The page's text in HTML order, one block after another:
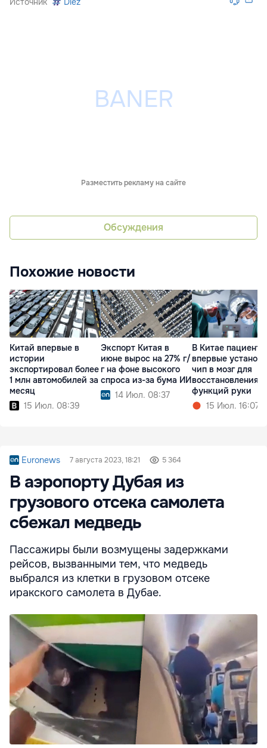
Разместить рекламу на сайте
Обсуждения
Похожие новости
Китай впервые в
истории
экспортировал более
1 млн автомобилей за
месяц
15 Июл. 08:39
Экспорт Китая в
июне вырос на 27% г/
г на фоне высокого
спроса из-за бума ИИ
14 Июл. 08:37
В Китае пациенту
впервые
чип в мозг для
восстановления
функций руки
15 Июл. 16:07
Euronews 7 августа 2023, 18:21 5 364
В аэропорту Дубая из
грузового отсека самолета
сбежал медведь
Пассажиры были возмущены задержками
рейсов, вызванными тем, что медведь
выбрался из клетки в грузовом отсеке
иракского самолета в Дубае.